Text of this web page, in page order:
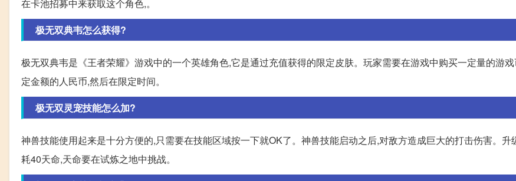
在卡池招募中来获取这个角色,。
极无双典韦怎么获得?
极无双典韦是《王者荣耀》游戏中的一个英雄角色,它是通过充值获得的限定皮肤。玩家需要在游戏中购买一定量的游
定金额的人民币,然后在限定时间。
极无双灵宠技能怎么加?
神兽技能使用起来是十分方便的,只需要在技能区域按一下就OK了。神兽技能启动之后,对敌方造成巨大的打击伤害。升
耗40天命,天命要在试炼之地中挑战。